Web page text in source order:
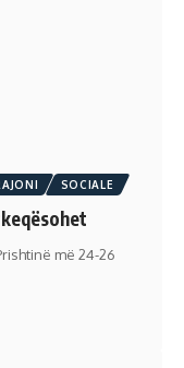
SOCIALE
më 24-26